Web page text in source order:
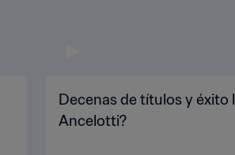
Decenas de títulos y éxito
Ancelotti?